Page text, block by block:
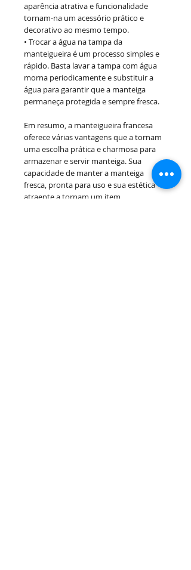
aparência atrativa e funcionalidade
tornam-na um acessório prático e
decorativo ao mesmo tempo.
• Trocar a água na tampa da
manteigueira é um processo simples e
rápido. Basta lavar a tampa com água
morna periodicamente e substituir a
água para garantir que a manteiga
permaneça protegida e sempre fresca.
Em resumo, a manteigueira francesa
oferece várias vantagens que a tornam
uma escolha prática e charmosa para
armazenar e servir manteiga. Sua
capacidade de manter a manteiga
fresca, pronta para uso e sua estética
atraente a tornam um item